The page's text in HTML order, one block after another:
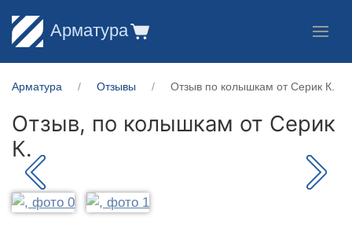
Арматура
Арматура Отзывы Отзыв по колышкам от Серик К.
Отзыв, по колышкам от Серик
К.